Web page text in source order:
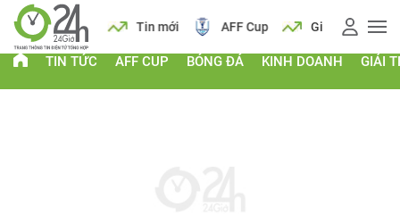
Lịch Tin mới AFF Cup Giá vàng
TIN TỨC AFF CUP BÓNG ĐÁ KINH DOANH GIẢI